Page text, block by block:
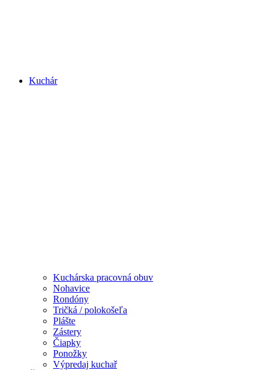
Kuchár
Kuchárska pracovná obuv
Nohavice
Rondóny
Tričká / polokošeľa
Plášte
Zástery
Čiapky
Ponožky
Výpredaj kuchař